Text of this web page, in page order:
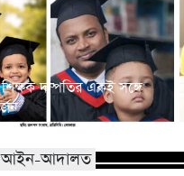
শিক্ষক দম্পতির একই সঙ্গে
আইন-আদালত